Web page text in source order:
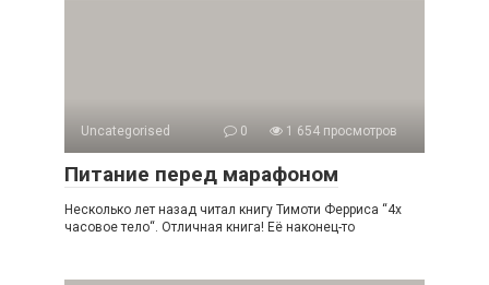
Uncategorised 0 1 654 просмотров
Питание перед марафоном
Несколько лет назад читал книгу Тимоти Ферриса “4х
часовое тело“. Отличная книга! Её наконец-то